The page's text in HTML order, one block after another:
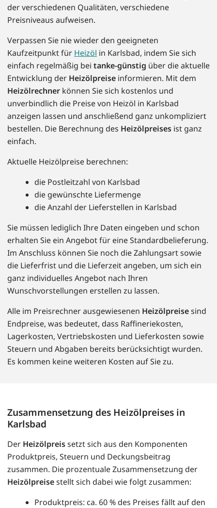
der verschiedenen Qualitäten, verschiedene
Preisniveaus aufweisen.
Verpassen Sie nie wieder den geeigneten
Kaufzeitpunkt für Heizöl in Karlsbad, indem Sie sich
einfach regelmäßig bei tanke-günstig über die aktuelle
Entwicklung der Heizölpreise informieren. Mit dem
Heizölrechner können Sie sich kostenlos und
unverbindlich die Preise von Heizöl in Karlsbad
anzeigen lassen und anschließend ganz unkompliziert
bestellen. Die Berechnung des Heizölpreises ist ganz
einfach.
Aktuelle Heizölpreise berechnen:
die Postleitzahl von Karlsbad
die gewünschte Liefermenge
die Anzahl der Lieferstellen in Karlsbad
Sie müssen lediglich Ihre Daten eingeben und schon
erhalten Sie ein Angebot für eine Standardbelieferung.
Im Anschluss können Sie noch die Zahlungsart sowie
die Lieferfrist und die Lieferzeit angeben, um sich ein
ganz individuelles Angebot nach Ihren
Wunschvorstellungen erstellen zu lassen.
Alle im Preisrechner ausgewiesenen Heizölpreisesind
Endpreise, was bedeutet, dass Raffineriekosten,
Lagerkosten, Vertriebskosten und Lieferkosten sowie
Steuern und Abgaben bereits berücksichtigt wurden.
Es kommen keine weiteren Kosten auf Sie zu.
Zusammensetzung des Heizölpreises in
Karlsbad
Der Heizölpreissetzt sich aus den Komponenten
Produktpreis, Steuern und Deckungsbeitrag
zusammen. Die prozentuale Zusammensetzung der
Heizölpreisestellt sich dabei wie folgt zusammen:
Produktpreis: ca. 60 % des Preises fällt auf den